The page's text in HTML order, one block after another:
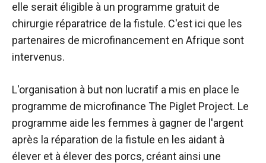
elle serait éligible à un programme gratuit de
chirurgie réparatrice de la fistule. C'est ici que les
partenaires de microfinancement en Afrique sont
intervenus.
L'organisation à but non lucratif a mis en place le
programme de microfinance The Piglet Project. Le
programme aide les femmes à gagner de l'argent
après la réparation de la fistule en les aidant à
élever et à élever des porcs, créant ainsi une